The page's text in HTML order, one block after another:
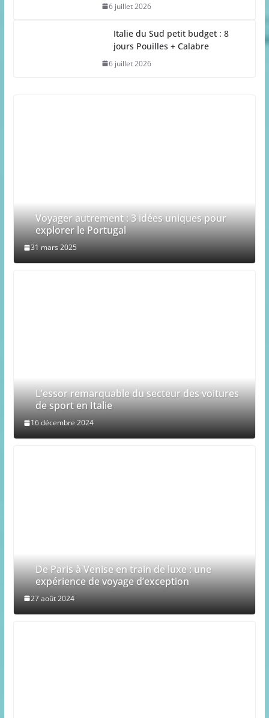
6 juillet 2026
Italie du Sud petit budget : 8
jours Pouilles + Calabre
6 juillet 2026
Voyager autrement : 3 idées uniques pour
explorer le Portugal
31 mars 2025
L’essor remarquable du secteur des voitures
de sport en Italie
16 décembre 2024
De Paris à Venise en train de luxe : une
expérience de voyage d’exception
27 août 2024